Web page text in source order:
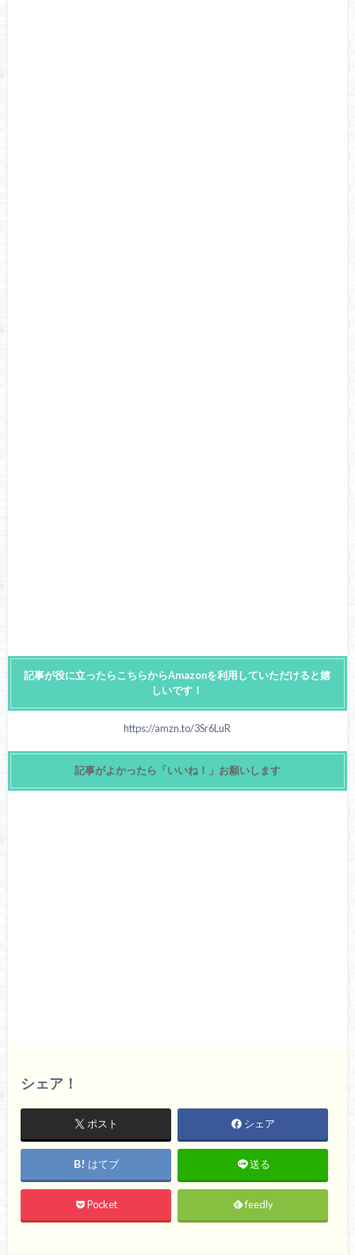
記事が役に立ったらこちらからAmazonを利用していただけると嬉
しいです！
https://amzn.to/3Sr6LuR
記事がよかったら「いいね！」お願いします
シェア！
ポスト シェア
はてブ 送る
Pocket feedly